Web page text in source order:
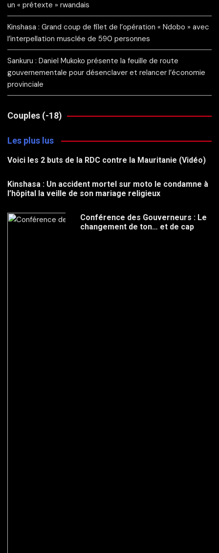
un « prétexte » rwandais
Kinshasa : Grand coup de filet de l’opération « Ndobo » avec
l’interpellation musclée de 590 personnes
Sankuru : Daniel Mukoko présente la feuille de route
gouvernementale pour désenclaver et relancer l’économie
provinciale
Couples (-18)
Les plus lus
Voici les 2 buts de la RDC contre la Mauritanie (Vidéo)
Kinshasa : Un accident mortel sur moto le condamne à
l’hôpital la veille de son mariage religieux
Conférence des Gouverneurs : Le
changement de ton… et de cap